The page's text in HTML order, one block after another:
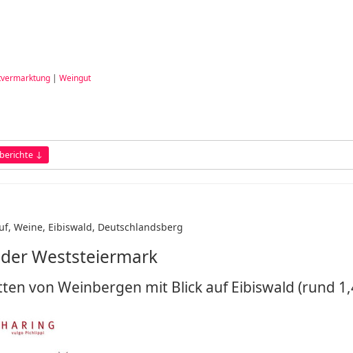
| Weingut
↓
Weine, Eibiswald, Deutschlandsberg
Weststeiermark
von Weinbergen mit Blick auf Eibiswald (rund